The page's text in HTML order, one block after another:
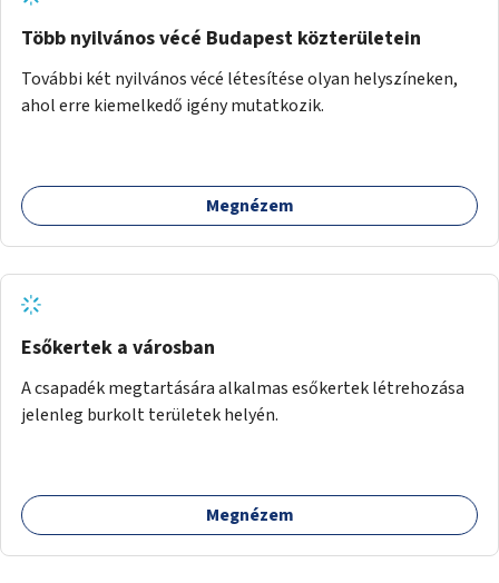
Több nyilvános vécé Budapest közterületein
További két nyilvános vécé létesítése olyan helyszíneken,
ahol erre kiemelkedő igény mutatkozik.
Megnézem
Esőkertek a városban
A csapadék megtartására alkalmas esőkertek létrehozása
jelenleg burkolt területek helyén.
Megnézem